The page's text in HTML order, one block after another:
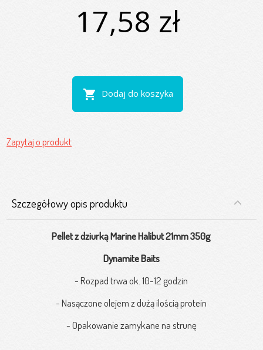
17,58 zł
shopping_cart Dodaj do koszyka
Zapytaj o produkt
Szczegółowy opis produktu
Pellet z dziurkąMarine Halibut 21mm 350g
Dynamite Baits
- Rozpad trwa ok. 10-12 godzin
- Nasączone olejem z dużą ilością protein
- Opakowanie zamykane na strunę